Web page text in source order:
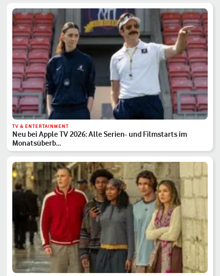
TV & ENTERTAINMENT
Neu bei Apple TV 2026: Alle Serien- und Filmstarts im
Monatsüberb…